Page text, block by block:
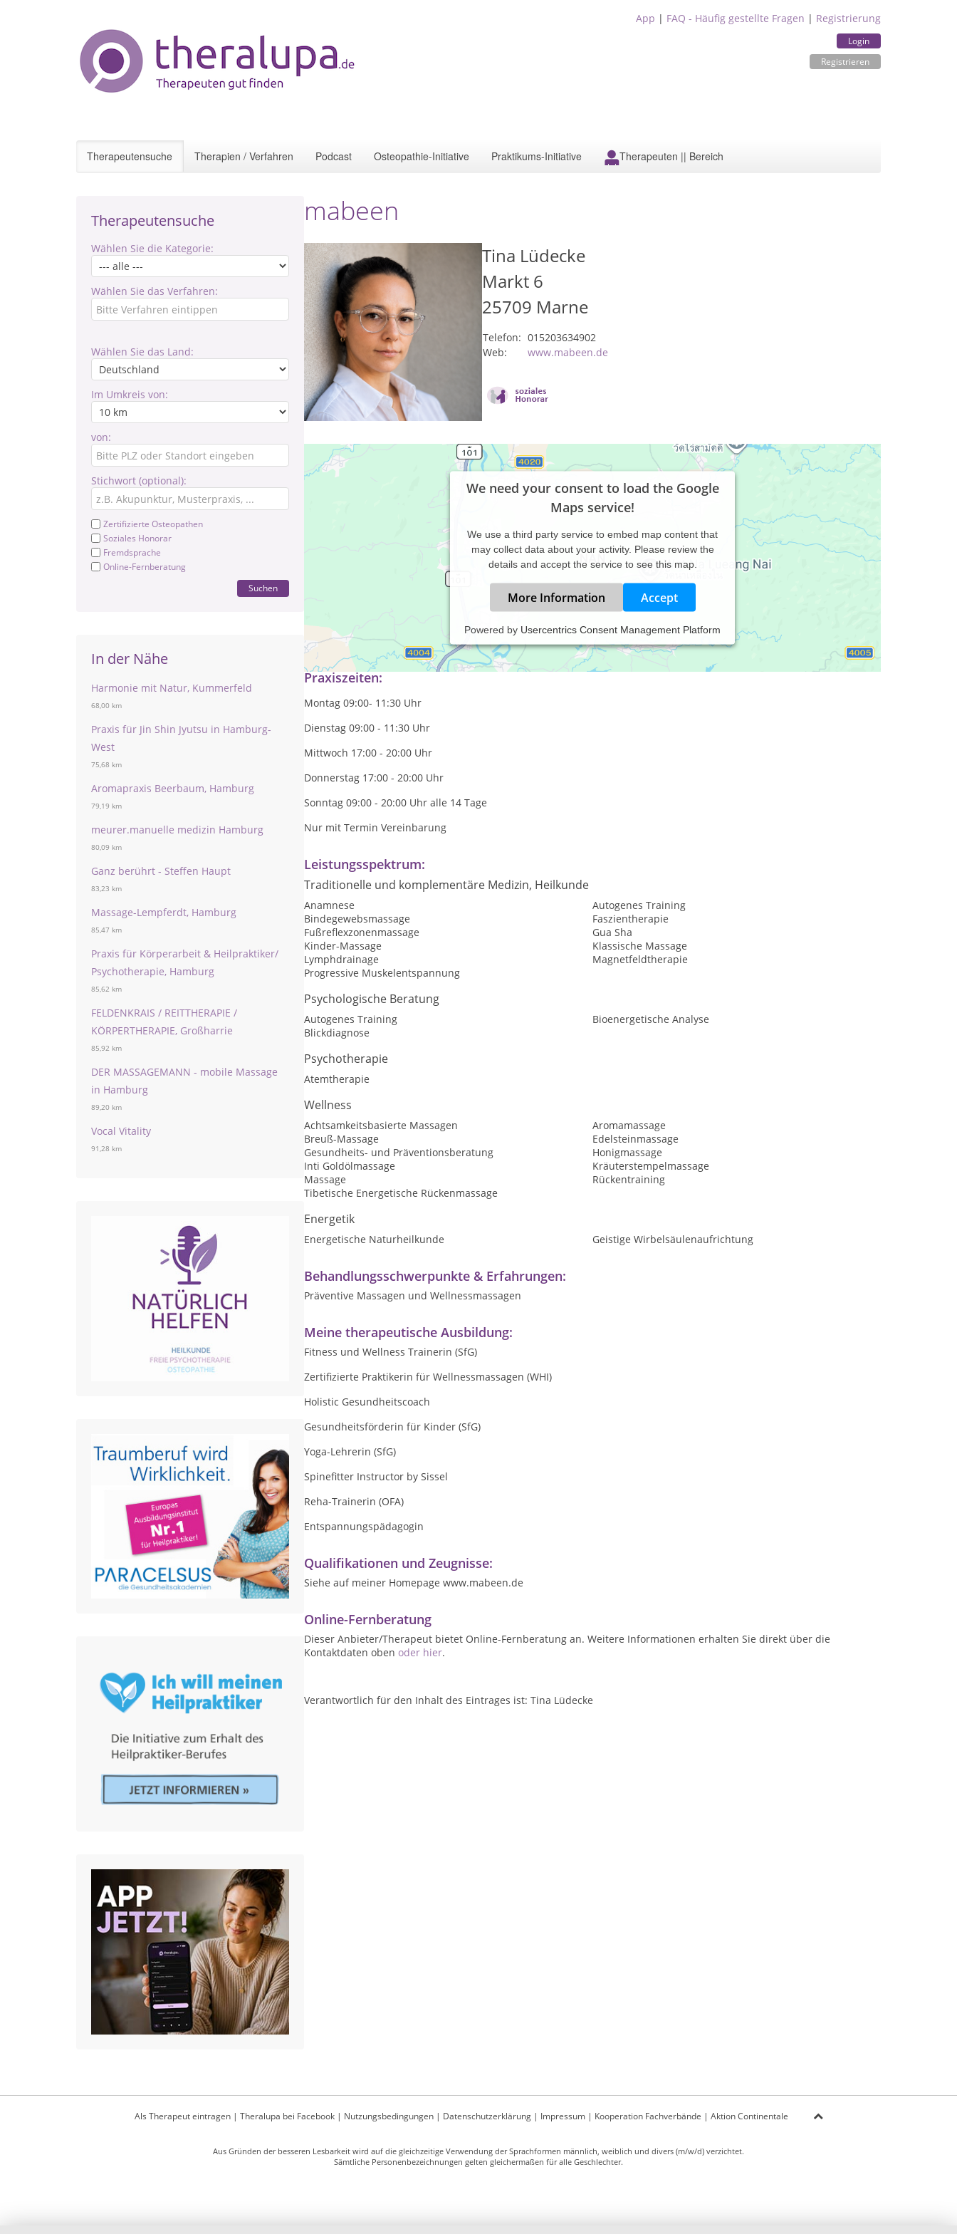
App | FAQ - Häufig gestellte Fragen | Registrierung
Login
Registrieren
Therapeutensuche Therapien / Verfahren Podcast Osteopathie-Initiative Praktikums-Initiative Therapeuten || Bereich
Therapeutensuche
Wählen Sie die Kategorie:
Wählen Sie das Verfahren:
Wählen Sie das Land:
Im Umkreis von:
von:
Stichwort (optional):
Zertifizierte Osteopathen
Soziales Honorar
Fremdsprache
Online-Fernberatung
Suchen
In der Nähe
Harmonie mit Natur, Kummerfeld
68,00 km
Praxis für Jin Shin Jyutsu in Hamburg-
West
75,68 km
Aromapraxis Beerbaum, Hamburg
79,19 km
meurer.manuelle medizin Hamburg
80,09 km
Ganz berührt - Steffen Haupt
83,23 km
Massage-Lempferdt, Hamburg
85,47 km
Praxis für Körperarbeit & Heilpraktiker/
Psychotherapie, Hamburg
85,62 km
FELDENKRAIS / REITTHERAPIE /
KÖRPERTHERAPIE, Großharrie
85,92 km
DER MASSAGEMANN - mobile Massage
in Hamburg
89,20 km
Vocal Vitality
91,28 km
mabeen
Tina Lüdecke
Markt 6
25709 Marne
Telefon: 015203634902
Web:
www.mabeen.de
We need your consent to load the Google
Maps service!
We use a third party service to embed map content that
may collect data about your activity. Please review the
details and accept the service to see this map.
More Information Accept
Powered by Usercentrics Consent Management Platform
Siehe auf meiner Homepage www.mabeen.de
Praxiszeiten:
Montag 09:00- 11:30 Uhr
Dienstag 09:00 - 11:30 Uhr
Mittwoch 17:00 - 20:00 Uhr
Donnerstag 17:00 - 20:00 Uhr
Sonntag 09:00 - 20:00 Uhr alle 14 Tage
Nur mit Termin Vereinbarung
Leistungsspektrum:
Traditionelle und komplementäre Medizin, Heilkunde
Anamnese
Autogenes Training
Bindegewebsmassage
Faszientherapie
Fußreflexzonenmassage
Gua Sha
Kinder-Massage
Klassische Massage
Lymphdrainage
Magnetfeldtherapie
Progressive Muskelentspannung
Psychologische Beratung
Autogenes Training
Bioenergetische Analyse
Blickdiagnose
Psychotherapie
Atemtherapie
Wellness
Achtsamkeitsbasierte Massagen
Aromamassage
Breuß-Massage
Edelsteinmassage
Gesundheits- und Präventionsberatung
Honigmassage
Inti Goldölmassage
Kräuterstempelmassage
Massage
Rückentraining
Tibetische Energetische Rückenmassage
Energetik
Energetische Naturheilkunde Geistige Wirbelsäulenaufrichtung
Behandlungsschwerpunkte & Erfahrungen:
Präventive Massagen und Wellnessmassagen
Meine therapeutische Ausbildung:
Fitness und Wellness Trainerin (SfG)
Zertifizierte Praktikerin für Wellnessmassagen (WHI)
Holistic Gesundheitscoach
Gesundheitsförderin für Kinder (SfG)
Yoga-Lehrerin (SfG)
Spinefitter Instructor by Sissel
Reha-Trainerin (OFA)
Entspannungspädagogin
Qualifikationen und Zeugnisse:
Siehe auf meiner Homepage www.mabeen.de
Online-Fernberatung
Dieser Anbieter/Therapeut bietet Online-Fernberatung an. Weitere Informationen erhalten Sie direkt über die
Kontaktdaten oben oder hier.
Verantwortlich für den Inhalt des Eintrages ist: Tina Lüdecke
Als Therapeut eintragen| Theralupa bei Facebook| Nutzungsbedingungen| Datenschutzerklärung| Impressum| Kooperation Fachverbände | Aktion Continentale
Aus Gründen der besseren Lesbarkeit wird auf die gleichzeitige Verwendung der Sprachformen männlich, weiblich und divers (m/w/d) verzichtet.
Sämtliche Personenbezeichnungen gelten gleichermaßen für alle Geschlechter.